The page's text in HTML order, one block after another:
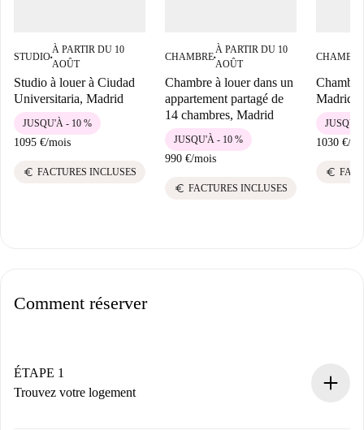
STUDIO■
À PARTIR DU 10
AOÛT
Studio à louer à Ciudad
Universitaria, Madrid
1095 €/mois
JUSQU'À - 10 %
euro FACTURES INCLUSES
CHAMBRE■
À PARTIR DU 10
AOÛT
Chambre à louer dans un
appartement partagé de
14 chambres, Madrid
990 €/mois
JUSQU'À - 10 %
euro FACTURES INCLUSES
CHAMBRE
Madrid
1030 €/
euro
Comment réserver
ÉTAPE 1
Trouvez votre logement